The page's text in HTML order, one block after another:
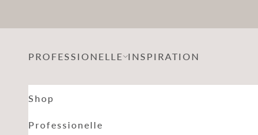
PROFESSIONELLE INSPIRATION
Shop
Professionelle